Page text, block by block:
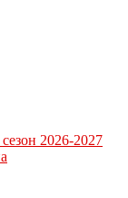
2026-2027